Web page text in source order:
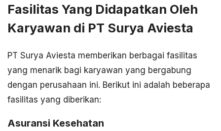
Fasilitas Yang Didapatkan Oleh
Karyawan di PT Surya Aviesta
PT Surya Aviesta memberikan berbagai fasilitas
yang menarik bagi karyawan yang bergabung
dengan perusahaan ini. Berikut ini adalah beberapa
fasilitas yang diberikan:
Asuransi Kesehatan